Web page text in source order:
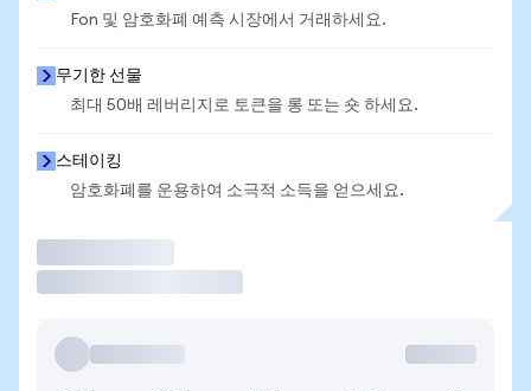
Fon 및 암호화폐 예측 시장에서 거래하세요.
무기한 선물
최대 50배 레버리지로 토큰을 롱 또는 숏 하세요.
스테이킹
암호화폐를 운용하여 소극적 소득을 얻으세요.